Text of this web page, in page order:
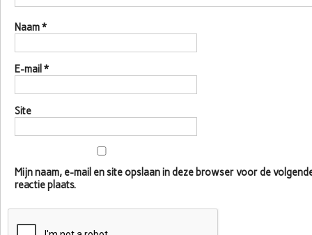
Naam*
E-mail *
Site
Mijn naam, e-mail en site opslaan in deze browser voor de
reactie plaats.